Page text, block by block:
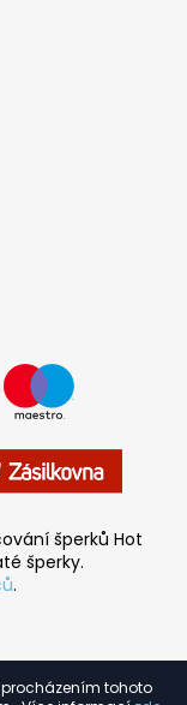
tohoto
šperků Hot
šperky.
.